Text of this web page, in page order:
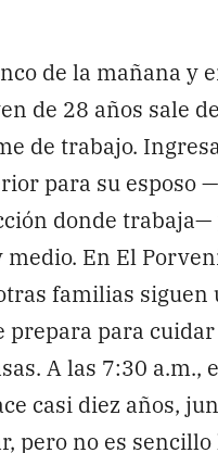
de la mañana y
de 28 años sale
de trabajo.
para su esposo
donde trabaja—
medio. En El
familias
para
A las 7:30 a.m.,
casi diez años,
pero no es